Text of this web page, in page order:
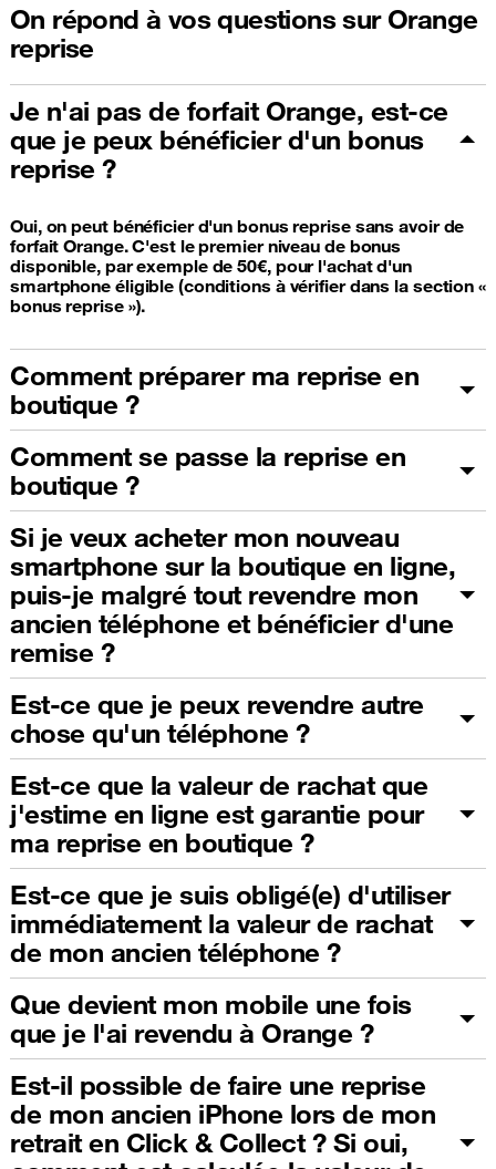
On répond à vos questions sur Orange
reprise
Je n'ai pas de forfait Orange, est-ce
que je peux bénéficier d'un bonus
reprise ?
Oui, on peut bénéficier d'un bonus reprise sans avoir de
forfait Orange. C'est le premier niveau de bonus
disponible, par exemple de 50€, pour l'achat d'un
smartphone éligible (conditions à vérifier dans la section «
bonus reprise »).
Comment préparer ma reprise en
boutique ?
Comment se passe la reprise en
boutique ?
Si je veux acheter mon nouveau
smartphone sur la boutique en ligne,
puis-je malgré tout revendre mon
ancien téléphone et bénéficier d'une
remise ?
Est-ce que je peux revendre autre
chose qu'un téléphone ?
Est-ce que la valeur de rachat que
j'estime en ligne est garantie pour
ma reprise en boutique ?
Est-ce que je suis obligé(e) d'utiliser
immédiatement la valeur de rachat
de mon ancien téléphone ?
Que devient mon mobile une fois
que je l'ai revendu à Orange ?
Est-il possible de faire une reprise
de mon ancien iPhone lors de mon
retrait en Click & Collect ? Si oui,